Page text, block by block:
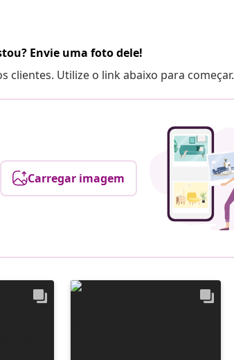
Envie uma foto dele!
clientes. Utilize o link abaixo para começar.
Carregar imagem